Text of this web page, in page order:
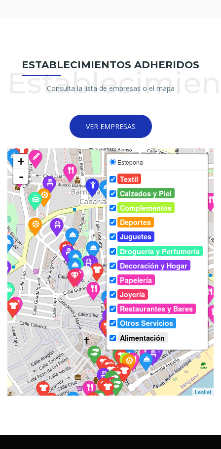
ESTABLECIMIENTOS ADHERIDOS
Consulta la lista de empresas o el mapa
VER EMPRESAS
+
-
Estepona
Textil
Calzados y Piel
Complementos
Deportes
Juguetes
Droguería y Perfumería
Decoración y Hogar
Papelería
Joyería
Restaurantes y Bares
Otros Servicios
Alimentación
Leaflet